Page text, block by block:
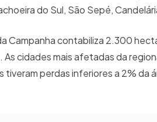
do Sul, São Sepé,
Campanha contabiliza 2.300
As cidades mais afetadas da
tiveram perdas inferiores a 2% da